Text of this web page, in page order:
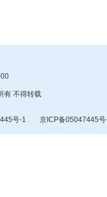
有 不得转载
号-1 京ICP备05047445